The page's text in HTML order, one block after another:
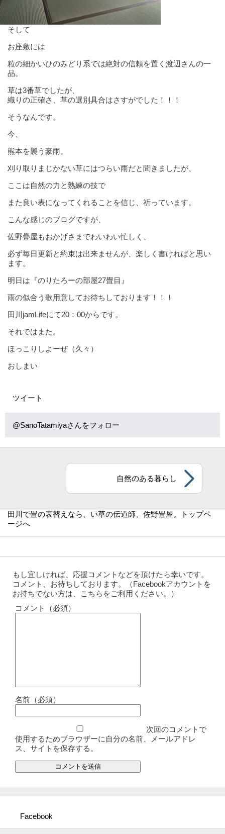
そして
お座敷には
粒の細かいひのみどり系では絶対の信頼を置く渡辺さんの一
品。
草は3番草でしたが、
織りの正確さ、草の選別具合はさすがでした！！！
そうなんです。
今、
熊本を襲う豪雨。
刈り取りまじかない草にはつらい雨だと聞きましたが、
ここは自然の力と熟練の技で
また良い表になってくれることを信じ、祈っています。
こんな感じのブログですが、
佐野疊屋もおかげさまでわいわい忙しく、
必ず毎日更新と約束は出来ませんが、楽しく書ければと思い
ます。
明日は『のりたろーの部屋27畳目』
雨の似合う歌用意してお待ちしております！！！
田川jamLifeにて20：00からです。
それではまた。
ほっこりしよーぜ（久々）
おしまい
ツイート
@SanoTatamiyaさんをフォロー
自然のある暮らし
田川で畳の表替えなら
、い草の伝道師、佐野畳屋。トップペ
ージへ
もし宜しければ、応援コメントなどを頂けたら幸いです。
コメント、お待ちしております。（Facebookアカウントを
お持ちでない方は、こちらをご利用ください。）
コメント（必須）
名前（必須）
次回のコメントで
使用するためブラウザーに自分の名前、メールアドレ
ス、サイトを保存する。
Facebook